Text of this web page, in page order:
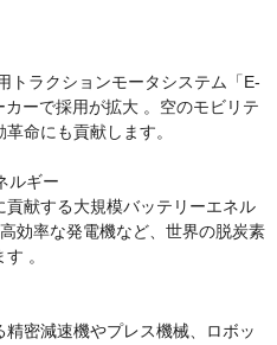
トラクションモータシステム「E-
ーで採用が拡大 。空のモビリテ
命にも貢献します。
ルギー
献する大規模バッテリーエネル
効率な発電機など、世界の脱炭素
。
密減速機やプレス機械、ロボッ